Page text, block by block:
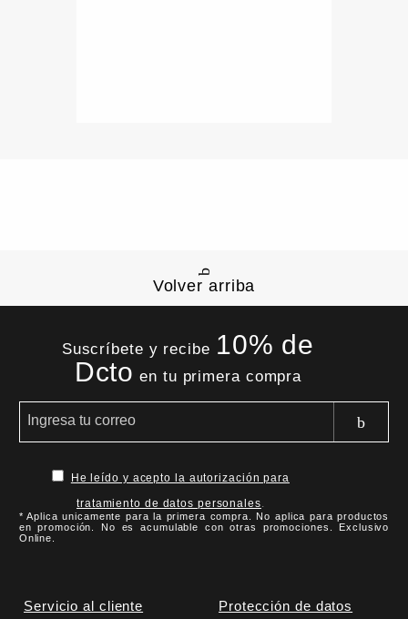
Volver arriba
Suscríbete y recibe 10% de
Dcto en tu primera compra
He leído y acepto la autorización para
tratamiento de datos personales.
* Aplica unicamente para la primera compra. No aplica para productos
en promoción. No es acumulable con otras promociones. Exclusivo
Online.
Servicio al cliente Protección de datos